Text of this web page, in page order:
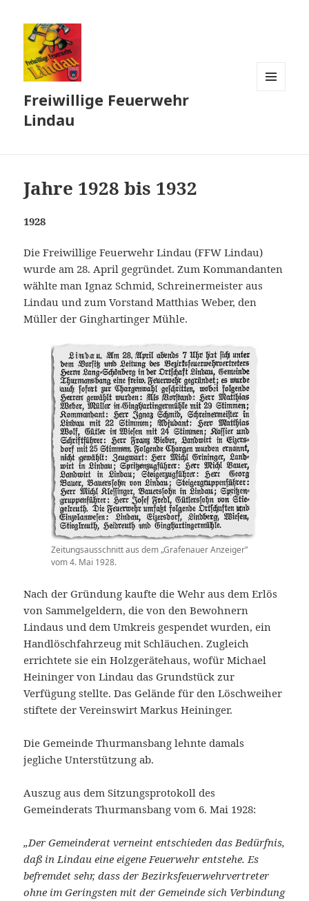
Freiwillige Feuerwehr
Lindau
Jahre 1928 bis 1932
1928
Die Freiwillige Feuerwehr Lindau (FFW Lindau)
wurde am 28. April gegründet. Zum Kommandanten
wählte man Ignaz Schmid, Schreinermeister aus
Lindau und zum Vorstand Matthias Weber, den
Müller der Ginghartinger Mühle.
Zeitungsausschnitt aus dem „Grafenauer Anzeiger”
vom 4. Mai 1928.
Nach der Gründung kaufte die Wehr aus dem Erlös
von Sammelgeldern, die von den Bewohnern
Lindaus und dem Umkreis gespendet wurden, ein
Handlöschfahrzeug mit Schläuchen. Zugleich
errichtete sie ein Holzgerätehaus, wofür Michael
Heininger von Lindau das Grundstück zur
Verfügung stellte. Das Gelände für den Löschweiher
stiftete der Vereinswirt Markus Heininger.
Die Gemeinde Thurmansbang lehnte damals
jegliche Unterstützung ab.
Auszug aus dem Sitzungsprotokoll des
Gemeinderats Thurmansbang vom 6. Mai 1928:
„Der Gemeinderat verneint entschieden das Bedürfnis,
daß in Lindau eine eigene Feuerwehr entstehe. Es
befremdet sehr, dass der Bezirksfeuerwehrvertreter
ohne im Geringsten mit der Gemeinde sich Verbindung